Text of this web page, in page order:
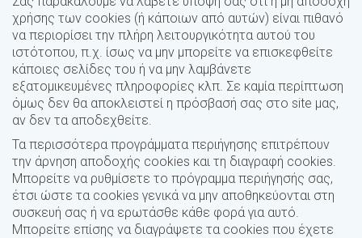
χρήσης των cookies (ή κάποιων από αυτών) είναι πιθανό
να περιορίσει την πλήρη λειτουργικότητα αυτού του
ιστότοπου, π.χ. ίσως να μην μπορείτε να επισκεφθείτε
κάποιες σελίδες του ή να μην λαμβάνετε
εξατομικευμένες πληροφορίες κλπ. Σε καμία περίπτωση
όμως δεν θα αποκλειστεί η πρόσβασή σας στο site μας,
αν δεν τα αποδεχθείτε.
Τα περισσότερα προγράμματα περιήγησης επιτρέπουν
την άρνηση αποδοχής cookies και τη διαγραφή cookies.
Μπορείτε να ρυθμίσετε το πρόγραμμα περιήγησής σας,
έτσι ώστε τα cookies γενικά να μην αποθηκεύονται στη
συσκευή σας ή να ερωτάσθε κάθε φορά για αυτό.
Μπορείτε επίσης να διαγράψετε τα cookies που έχετε